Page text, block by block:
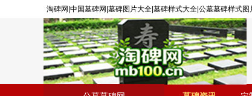
淘碑网|中国墓碑网|墓碑图片大全|墓碑样式大全|公墓墓碑样式